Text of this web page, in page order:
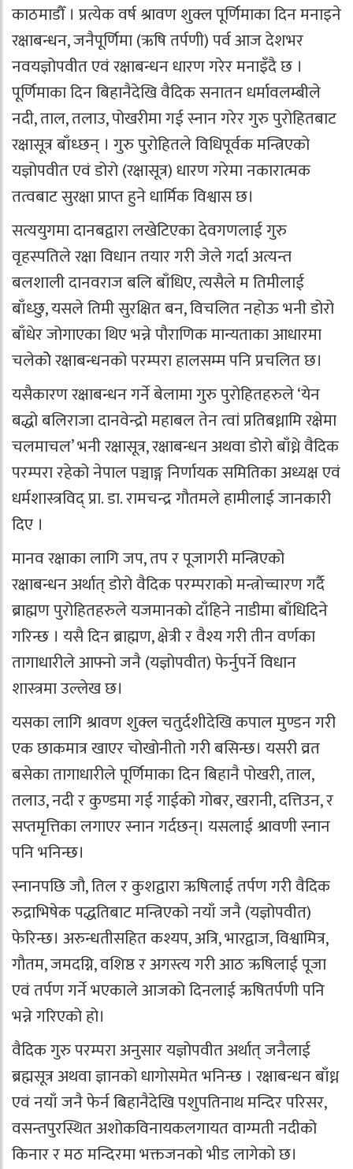
काठमाडौँ । प्रत्येक वर्ष श्रावण शुक्ल पूर्णिमाका दिन मनाइने
रक्षाबन्धन, जनैपूर्णिमा (ऋषि तर्पणी) पर्व आज देशभर
नवयज्ञोपवीत एवं रक्षाबन्धन धारण गरेर मनाइँदै छ ।
पूर्णिमाका दिन बिहानैदेखि वैदिक सनातन धर्मावलम्बीले
नदी, ताल, तलाउ, पोखरीमा गई स्नान गरेर गुरु पुरोहितबाट
रक्षासूत्र बाँध्छन् । गुरु पुरोहितले विधिपूर्वक मन्त्रिएको
यज्ञोपवीत एवं डोरो (रक्षासूत्र) धारण गरेमा नकारात्मक
तत्वबाट सुरक्षा प्राप्त हुने धार्मिक विश्वास छ।
सत्ययुगमा दानबद्वारा लखेटिएका देवगणलाई गुरु
वृहस्पतिले रक्षा विधान तयार गरी जेले गर्दा अत्यन्त
बलशाली दानवराज बलि बाँधिए, त्यसैले म तिमीलाई
बाँध्छु, यसले तिमी सुरक्षित बन, विचलित नहोऊ भनी डोरो
बाँधेर जोगाएका थिए भन्ने पौराणिक मान्यताका आधारमा
चलेकोे रक्षाबन्धनको परम्परा हालसम्म पनि प्रचलित छ।
यसैकारण रक्षाबन्धन गर्ने बेलामा गुरु पुरोहितहरुले ‘येन
बद्धो बलिराजा दानवेन्द्रो महाबल तेन त्वां प्रतिबध्नामि रक्षेमा
चलमाचल’ भनी रक्षासूत्र, रक्षाबन्धन अथवा डोरो बाँध्ने वैदिक
परम्परा रहेको नेपाल पञ्चाङ्ग निर्णायक समितिका अध्यक्ष एवं
धर्मशास्त्रविद् प्रा. डा. रामचन्द्र गौतमले हामीलाई जानकारी
दिए ।
मानव रक्षाका लागि जप, तप र पूजागरी मन्त्रिएको
रक्षाबन्धन अर्थात् डोरो वैदिक परम्पराको मन्त्रोच्चारण गर्दै
ब्राह्मण पुरोहितहरुले यजमानको दाँहिने नाडीमा बाँधिदिने
गरिन्छ । यसै दिन ब्राह्मण, क्षेत्री र वैश्य गरी तीन वर्णका
तागाधारीले आफ्नो जनै (यज्ञोपवीत) फेर्नुपर्ने विधान
शास्त्रमा उल्लेख छ।
यसका लागि श्रावण शुक्ल चतुर्दशीदेखि कपाल मुण्डन गरी
एक छाकमात्र खाएर चोखोनीतो गरी बसिन्छ। यसरी व्रत
बसेका तागाधारीले पूर्णिमाका दिन बिहानै पोखरी, ताल,
तलाउ, नदी र कुण्डमा गई गाईको गोबर, खरानी, दत्तिउन, र
सप्तमृत्तिका लगाएर स्नान गर्दछन्। यसलाई श्रावणी स्नान
पनि भनिन्छ।
स्नानपछि जौ, तिल र कुशद्वारा ऋषिलाई तर्पण गरी वैदिक
रुद्राभिषेक पद्धतिबाट मन्त्रिएको नयाँ जनै (यज्ञोपवीत)
फेरिन्छ। अरुन्धतीसहित कश्यप, अत्रि, भारद्वाज, विश्वामित्र,
गौतम, जमदग्नि, वशिष्ठ र अगस्त्य गरी आठ ऋषिलाई पूजा
एवं तर्पण गर्ने भएकाले आजको दिनलाई ऋषितर्पणी पनि
भन्ने गरिएको हो।
वैदिक गुरु परम्परा अनुसार यज्ञोपवीत अर्थात् जनैलाई
ब्रह्मसूत्र अथवा ज्ञानको धागोसमेत भनिन्छ । रक्षाबन्धन बाँध्न
एवं नयाँ जनै फेर्न बिहानैदेखि पशुपतिनाथ मन्दिर परिसर,
वसन्तपुरस्थित अशोकविनायकलगायत वाग्मती नदीको
किनार र मठ मन्दिरमा भक्तजनको भीड लागेको छ।